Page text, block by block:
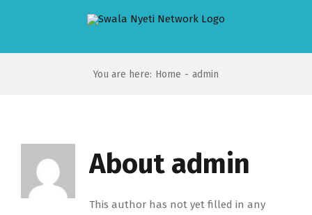
You are here: Home - admin
About admin
This author has not yet filled in any